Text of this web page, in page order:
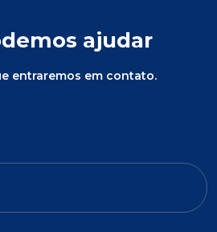
ajudar
entraremos em contato.